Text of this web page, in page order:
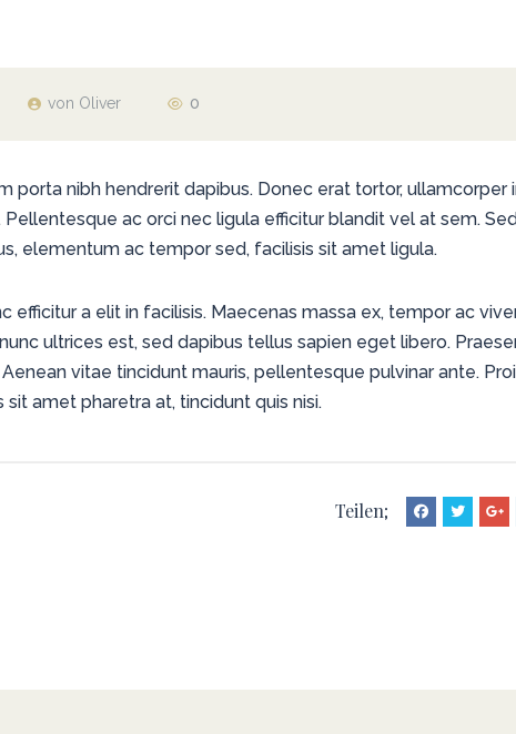
von Oliver 0
porta nibh hendrerit dapibus. Donec erat tortor, ullamcorper
ac orci nec ligula efficitur blandit vel at sem.
elementum ac tempor sed, facilisis sit amet ligula.
efficitur a elit in facilisis. Maecenas massa ex, tempor ac
ultrices est, sed dapibus tellus sapien eget libero.
vitae tincidunt mauris, pellentesque pulvinar ante.
amet pharetra at, tincidunt quis nisi.
Teilen;